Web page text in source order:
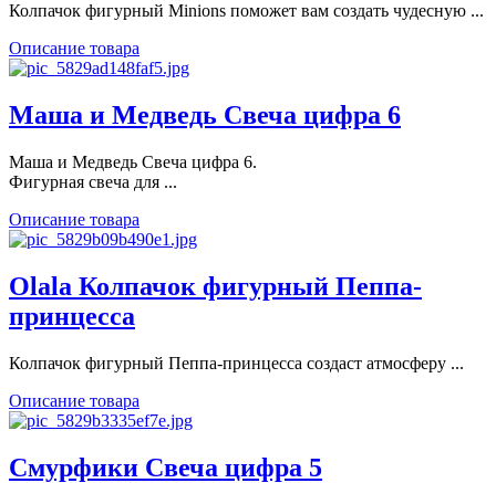
Колпачок фигурный Minions поможет вам создать чудесную ...
Описание товара
Маша и Медведь Свеча цифра 6
Маша и Медведь Свеча цифра 6.
Фигурная свеча для ...
Описание товара
Olala Колпачок фигурный Пеппа-
принцесса
Колпачок фигурный Пеппа-принцесса создаст атмосферу ...
Описание товара
Смурфики Свеча цифра 5